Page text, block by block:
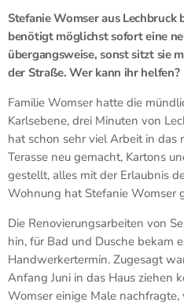
Stefanie Womser aus
benötigt möglichst sofort eine
übergangsweise, sonst sitzt sie
der Straße. Wer kann ihr helfen?
Familie Womser hatte die
Karlsebene, drei Minuten von
hat schon sehr viel Arbeit in das
Terasse neu gemacht, Kartons
gestellt, alles mit der Erlaubnis
Wohnung hat Stefanie Womser
Die Renovierungsarbeiten von
hin, für Bad und Dusche bekam
Handwerkertermin. Zugesagt
Anfang Juni in das Haus ziehen
Womser einige Male